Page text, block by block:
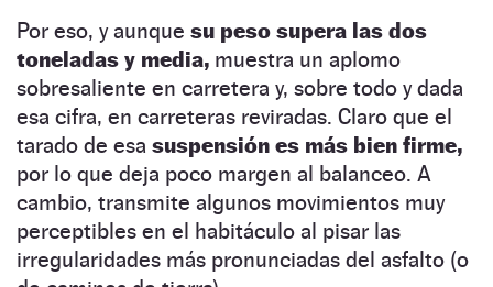
Por eso, y aunque su peso supera las dos
toneladas y media, muestra un aplomo
sobresaliente en carretera y, sobre todo y dada
esa cifra, en carreteras reviradas. Claro que el
tarado de esa suspensión es más bien firme,
por lo que deja poco margen al balanceo. A
cambio, transmite algunos movimientos muy
perceptibles en el habitáculo al pisar las
irregularidades más pronunciadas del asfalto (o